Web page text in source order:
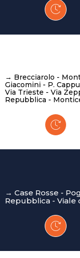
→ Brecciarolo -
Giacomini - P.
Via Trieste - Via
Repubblica -
→ Case Rosse -
Repubblica - Viale